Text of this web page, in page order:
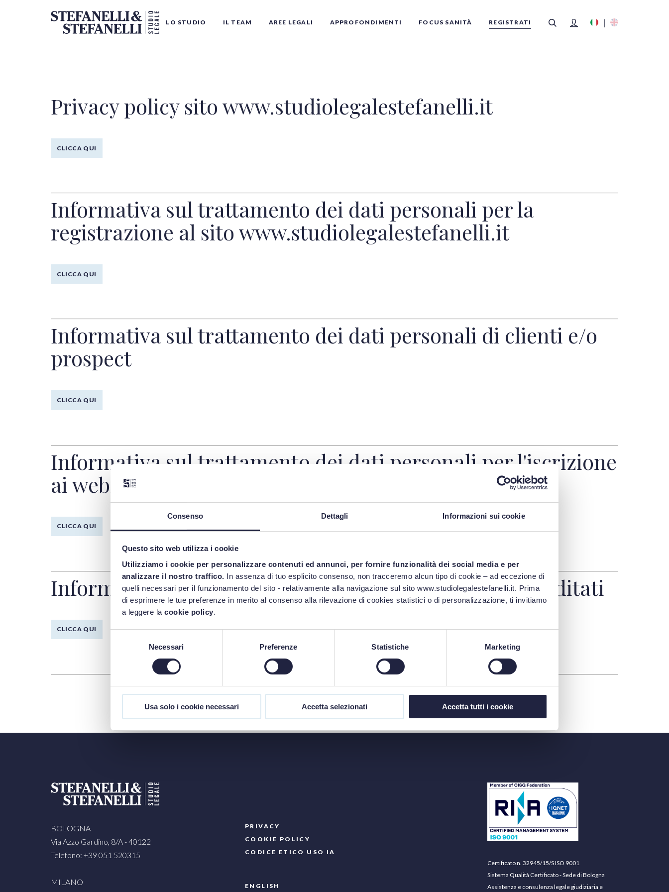
Consenso Dettagli Informazioni sui cookie
Questo sito web utilizza i cookie
Utilizziamo i cookie per personalizzare contenuti ed annunci, per fornire funzionalità dei social media e per
analizzare il nostro traffico. In assenza di tuo esplicito consenso, non tracceremo alcun tipo di cookie – ad eccezione di
quelli necessari per il funzionamento del sito - relativamente alla navigazione sul sito www.studiolegalestefanelli.it. Prima
di esprimere le tue preferenze in merito al consenso alla rilevazione di cookies statistici o di personalizzazione, ti invitiamo
a leggere la cookie policy.
Necessari Preferenze Statistiche Marketing
Usa solo i cookie necessari Accetta selezionati Accetta tutti i cookie
LO STUDIO IL TEAM AREE LEGALI APPROFONDIMENTI FOCUS SANITÀ REGISTRATI
Privacy policy sito www.studiolegalestefanelli.it
CLICCA QUI
Informativa sul trattamento dei dati personali per la
registrazione al sito www.studiolegalestefanelli.it
CLICCA QUI
Informativa sul trattamento dei dati personali di clienti e/o
prospect
CLICCA QUI
Informativa sul trattamento dei dati personali per l'iscrizione
ai webinar
CLICCA QUI
Informativa sul trattamento dei dati personalli dei canditati
CLICCA QUI
BOLOGNA
Via Azzo Gardino, 8/A - 40122
Telefono: +39 051 520315
MILANO
PRIVACY
COOKIE POLICY
CODICE ETICO USO IA
ENGLISH
Certificato n. 32945/15/S ISO 9001
Sistema Qualità Certificato - Sede di Bologna
Assistenza e consulenza legale giudiziaria e